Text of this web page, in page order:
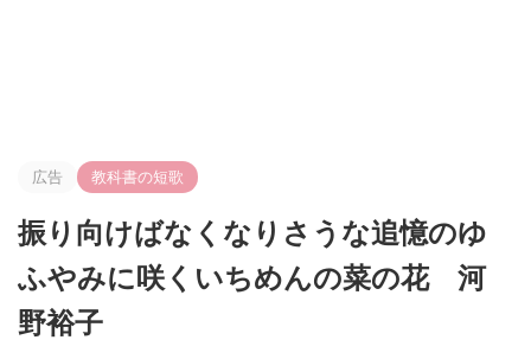
広告 教科書の短歌
振り向けばなくなりさうな追憶のゆ
ふやみに咲くいちめんの菜の花 河
野裕子